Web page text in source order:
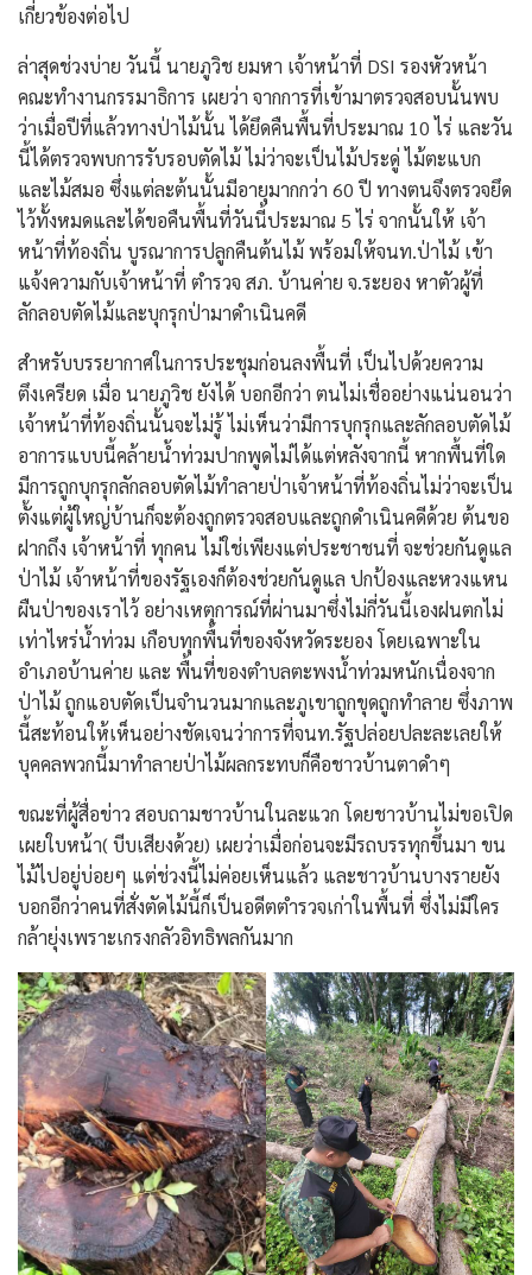
เกี่ยวข้องต่อไป
ล่าสุดช่วงบ่าย วันนี้ นายภูวิช ยมหา เจ้าหน้าที่ DSI รองหัวหน้า
คณะทำงานกรรมาธิการ เผยว่า จากการที่เข้ามาตรวจสอบนั้นพบ
ว่าเมื่อปีที่แล้วทางป่าไม้นั้น ได้ยึดคืนพื้นที่ประมาณ 10 ไร่ และวัน
นี้ได้ตรวจพบการรับรอบตัดไม้ ไม่ว่าจะเป็นไม้ประดู่ ไม้ตะแบก
และไม้สมอ ซึ่งแต่ละต้นนั้นมีอายุมากกว่า 60 ปี ทางตนจึงตรวจยึด
ไว้ทั้งหมดและได้ขอคืนพื้นที่วันนี้ประมาณ 5 ไร่ จากนั้นให้ เจ้า
หน้าที่ท้องถิ่น บูรณาการปลูกคืนต้นไม้ พร้อมให้จนท.ป่าไม้ เข้า
แจ้งความกับเจ้าหน้าที่ ตำรวจ สภ. บ้านค่าย จ.ระยอง หาตัวผู้ที่
ลักลอบตัดไม้และบุกรุกป่ามาดำเนินคดี
สำหรับบรรยากาศในการประชุมก่อนลงพื้นที่ เป็นไปด้วยความ
ตึงเครียด เมื่อ นายภูวิช ยังได้ บอกอีกว่า ตนไม่เชื่ออย่างแน่นอนว่า
เจ้าหน้าที่ท้องถิ่นนั้นจะไม่รู้ ไม่เห็นว่ามีการบุกรุกและลักลอบตัดไม้
อาการแบบนี้คล้ายน้ำท่วมปากพูดไม่ได้แต่หลังจากนี้ หากพื้นที่ใด
มีการถูกบุกรุกลักลอบตัดไม้ทำลายป่าเจ้าหน้าที่ท้องถิ่นไม่ว่าจะเป็น
ตั้งแต่ผู้ใหญ่บ้านก็จะต้องถูกตรวจสอบและถูกดำเนินคดีด้วย ต้นขอ
ฝากถึง เจ้าหน้าที่ ทุกคน ไม่ใช่เพียงแต่ประชาชนที่ จะช่วยกันดูแล
ป่าไม้ เจ้าหน้าที่ของรัฐเองก็ต้องช่วยกันดูแล ปกป้องและหวงแหน
ผืนป่าของเราไว้ อย่างเหตุการณ์ที่ผ่านมาซึ่งไม่กี่วันนี้เองฝนตกไม่
เท่าไหร่น้ำท่วม เกือบทุกพื้นที่ของจังหวัดระยอง โดยเฉพาะใน
อำเภอบ้านค่าย และ พื้นที่ของตำบลตะพงน้ำท่วมหนักเนื่องจาก
ป่าไม้ ถูกแอบตัดเป็นจำนวนมากและภูเขาถูกขุดถูกทำลาย ซึ่งภาพ
นี้สะท้อนให้เห็นอย่างชัดเจนว่าการที่จนท.รัฐปล่อยปละละเลยให้
บุคคลพวกนี้มาทำลายป่าไม้ผลกระทบก็คือชาวบ้านตาดำๆ
ขณะที่ผู้สื่อข่าว สอบถามชาวบ้านในละแวก โดยชาวบ้านไม่ขอเปิด
เผยใบหน้า( บีบเสียงด้วย) เผยว่าเมื่อก่อนจะมีรถบรรทุกขึ้นมา ขน
ไม้ไปอยู่บ่อยๆ แต่ช่วงนี้ไม่ค่อยเห็นแล้ว และชาวบ้านบางรายยัง
บอกอีกว่าคนที่สั่งตัดไม้นี้ก็เป็นอดีตตำรวจเก่าในพื้นที่ ซึ่งไม่มีใคร
กล้ายุ่งเพราะเกรงกลัวอิทธิพลกันมาก